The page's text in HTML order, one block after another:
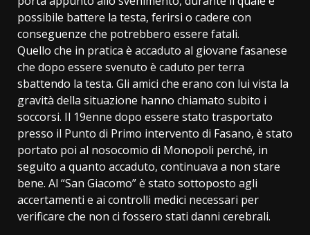
possibile battere la testa, ferirsi o cadere con
conseguenze che potrebbero essere fatali.
Quello che in pratica è accaduto al giovane fasanese
che dopo essere svenuto è caduto per terra
sbattendo la testa. Gli amici che erano con lui vista la
gravità della situazione hanno chiamato subito i
soccorsi. Il 19enne dopo essere stato trasportato
presso il Punto di Primo intervento di Fasano, è stato
portato poi al nosocomio di Monopoli perché, in
seguito a quanto accaduto, continuava a non stare
bene. Al “San Giacomo” è stato sottoposto agli
accertamenti e ai controlli medici necessari per
verificare che non ci fossero stati danni cerebrali.